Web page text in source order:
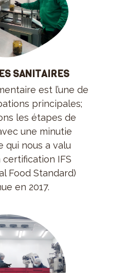
SANITAIRES
est l’une de
principales;
les étapes de
une minutie
qui nous a valu
certification IFS
Food Standard)
en 2017.